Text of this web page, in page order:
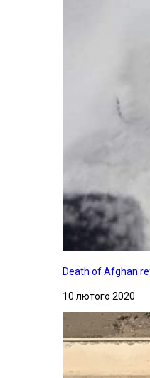
Death of Afghan
10 лютого 2020